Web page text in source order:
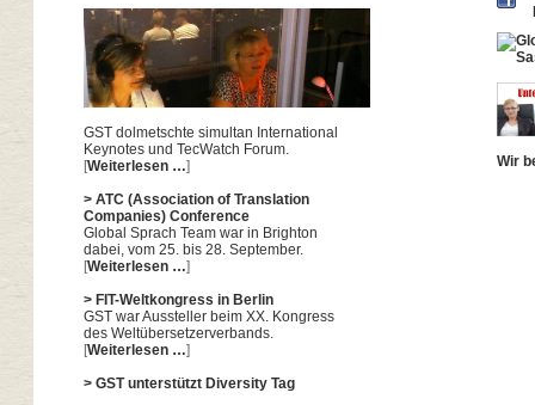
GST dolmetschte simultan International
Keynotes und TecWatch Forum.
[Weiterlesen …]
> ATC (Association of Translation
Companies) Conference
Global Sprach Team war in Brighton
dabei, vom 25. bis 28. September.
[Weiterlesen …]
> FIT-Weltkongress in Berlin
GST war Aussteller beim XX. Kongress
des Weltübersetzerverbands.
[Weiterlesen …]
> GST unterstützt Diversity Tag
Wir